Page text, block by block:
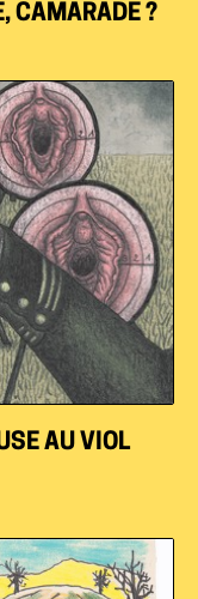
AU VIOL
CAMARADE ?